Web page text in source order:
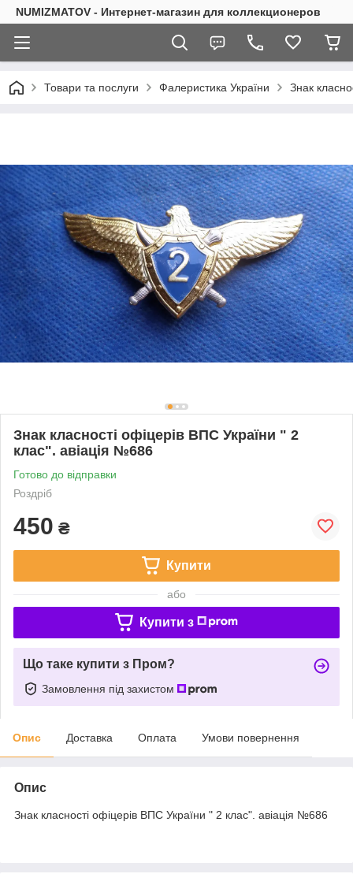
NUMIZMATOV - Интернет-магазин для коллекционеров
Товари та послуги Фалеристика України Знак
Знак класності офіцерів ВПС України " 2
клас". авіація №686
Готово до відправки
Роздріб
450 ₴
Купити
або
Купити з
Що таке купити з Пром?
Замовлення під захистом
Опис Доставка Оплата Умови повернення
Опис
Знак класності офіцерів ВПС України " 2 клас". авіація №686